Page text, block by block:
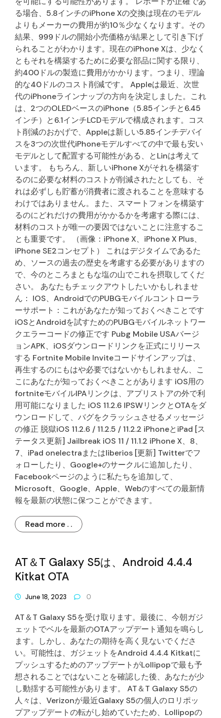
る場合、5.8インチのiPhone Xの交換は現在のモデル
よりもメーカーの費用が約10％少なくなります。その
結果、999ドルの開始小売価格が結果として引き下げ
られることがわかります。現在のiPhone Xは、少なく
ともそれを構築するために必要な部品に関する限り、
約400ドルの製造に費用がかかります。つまり、理論
的な40ドルのコスト削減です。 Appleは最近、次世
代のiPhoneラインナップの方向を決定しました。これ
は、2つのOLEDベースのiPhone（5.85インチと6.45
インチ）と6.1インチLCDモデルで構成されます。コス
ト削減のおかげで、Appleは新しい5.85インチデバイ
スを3つの次世代iPhoneモデルすべての中で最も安い
モデルとして配置する可能性がある、とLinは考えて
います。 もちろん、新しいiPhone Xがそれを構築す
るのに必要な材料のコストが削減されたとしても、そ
れは必ずしも貯蓄が消費者に渡されることを意味する
わけではありません。また、スマートフォンを構築す
るのにどれだけの費用がかかるかを考慮する際には、
材料のコストが唯一の要因ではないことに注意するこ
とも重要です。 （画像：iPhone X、iPhone X Plus、
iPhone SE2コンセプト） これはデジタイムであるた
め、ソースの過去の歴史を考慮する必要がありますの
で、今のところまともな塩の山でこれを摂取してくだ
さい。 あなたもチェックアウトしたいかもしれませ
ん： IOS、AndroidでのPUBGモバイルコントローラ
ーサポート：これがあなたが知っておくべきことです
iOSとAndroidを試すためのPUBGモバイルネットワー
クエラーコードの修正です Pubg Mobile USAバージ
ョンAPK、iOSダウンロードリンクを正式にリリース
する Fortnite Mobile Inviteコードサインアップは、
再生するのにもはや必要ではないかもしれません、こ
こにあなたが知っておくべきことがあります iOS用の
fortniteモバイルIPAリンクは、アプリストアの外で利
用可能になりました iOS 11.2.6 IPSWリンクとOTAをダ
ウンロードして、バグをクラッシュさせるメッセージ
の修正 脱獄iOS 11.2.6 / 11.2.5 / 11.2.2 iPhoneとiPad [ス
テータス更新] Jailbreak iOS 11 / 11.1.2 iPhone X、8、
7、iPad onelectraまたはliberios [更新] Twitterでフ
ォローしたり、Google+のサークルに追加したり、
Facebookページのように私たちを追加して、
Microsoft、Google、Apple、Webのすべての最新情
報を最新の状態に保つことができます。
Read more . .
AT＆T Galaxy S5は、Android 4.4.4
Kitkat OTA
June 18, 2023 0
AT＆T Galaxy S5を受け取ります。最後に、今朝ガジ
ェットでベルを最新のOTAアップデート通知を鳴らし
ます。しかし、あなたの期待を高く見ないでくださ
い。可能性は、ガジェットをAndroid 4.4.4 Kitkatに
プッシュするためのアップデートがLollipopで最も予
想されることではないことを確認した後、あなたが少
し動揺する可能性があります。 AT＆T Galaxy S5の
人々は、Verizonが最近Galaxy S5の個人のロリポッ
プアップデートの転がし始めていたため、Lollipopの